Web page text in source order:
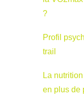
?
Profil
trail
La
en plus de